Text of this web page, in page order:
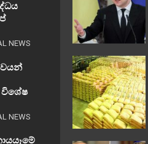
NEWS
විශේෂ
NEWS